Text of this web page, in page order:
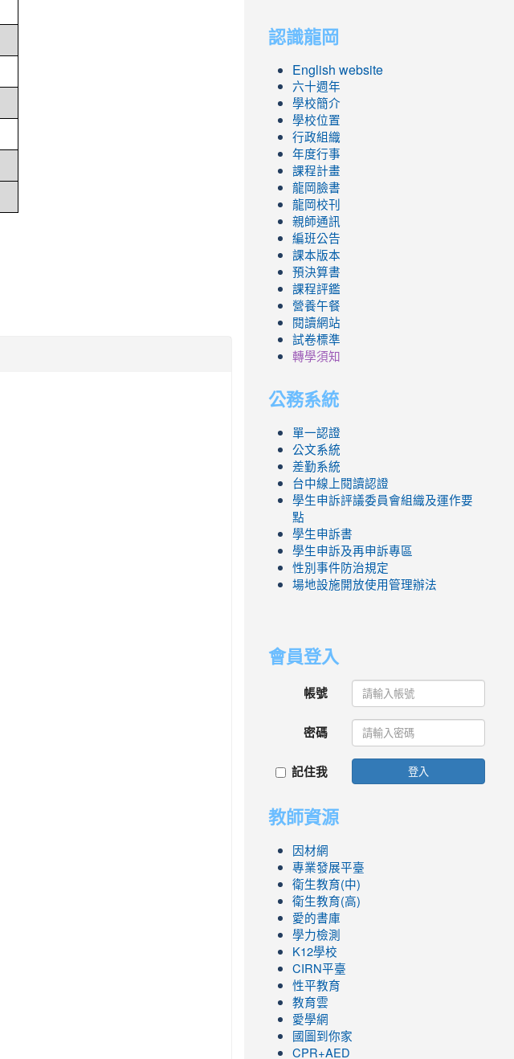
認識龍岡
English website
六十週年
學校簡介
學校位置
行政組織
年度行事
課程計畫
龍岡臉書
龍岡校刊
親師通訊
編班公告
課本版本
預決算書
課程評鑑
營養午餐
閱讀網站
試卷標準
轉學須知
公務系統
單一認證
公文系統
差勤系統
台中線上閱讀認證
學生申訴評議委員會組織及運作要
點
學生申訴書
學生申訴及再申訴專區
性別事件防治規定
場地設施開放使用管理辦法
會員登入
帳號
密碼
記住我 登入
教師資源
因材網
專業發展平臺
衛生教育(中)
衛生教育(高)
愛的書庫
學力檢測
K12學校
CIRN平臺
性平教育
教育雲
愛學網
國圖到你家
CPR+AED